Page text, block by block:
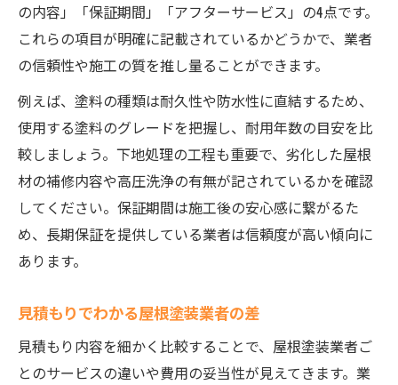
の内容」「保証期間」「アフターサービス」の4点です。
これらの項目が明確に記載されているかどうかで、業者
の信頼性や施工の質を推し量ることができます。
例えば、塗料の種類は耐久性や防水性に直結するため、
使用する塗料のグレードを把握し、耐用年数の目安を比
較しましょう。下地処理の工程も重要で、劣化した屋根
材の補修内容や高圧洗浄の有無が記されているかを確認
してください。保証期間は施工後の安心感に繋がるた
め、長期保証を提供している業者は信頼度が高い傾向に
あります。
見積もりでわかる屋根塗装業者の差
見積もり内容を細かく比較することで、屋根塗装業者ご
とのサービスの違いや費用の妥当性が見えてきます。業